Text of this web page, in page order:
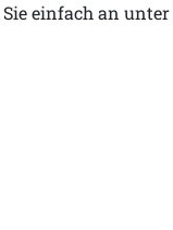
einfach an unter